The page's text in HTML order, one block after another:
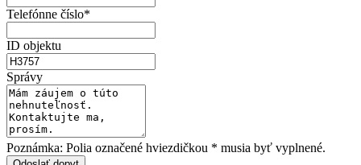
Telefónne číslo*
ID objektu
Správy
Poznámka: Polia označené hviezdičkou * musia byť vyplnené.